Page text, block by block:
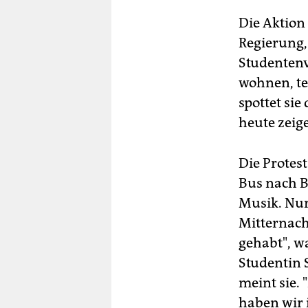
Die Aktion
wohnen,
spottet sie
heute
Die
Bus nach
Musik.
gehabt",
Studentin
meint sie.
haben wir